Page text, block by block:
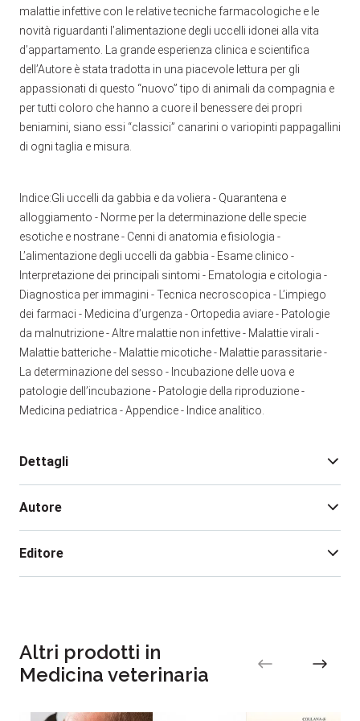
malattie infettive con le relative tecniche farmacologiche e le
novità riguardanti l’alimentazione degli uccelli idonei alla vita
d’appartamento. La grande esperienza clinica e scientifica
dell’Autore è stata tradotta in una piacevole lettura per gli
appassionati di questo “nuovo” tipo di animali da compagnia e
per tutti coloro che hanno a cuore il benessere dei propri
beniamini, siano essi “classici” canarini o variopinti pappagallini
di ogni taglia e misura.
Indice:Gli uccelli da gabbia e da voliera - Quarantena e
alloggiamento - Norme per la determinazione delle specie
esotiche e nostrane - Cenni di anatomia e fisiologia -
L’alimentazione degli uccelli da gabbia - Esame clinico -
Interpretazione dei principali sintomi - Ematologia e citologia -
Diagnostica per immagini - Tecnica necroscopica - L’impiego
dei farmaci - Medicina d’urgenza - Ortopedia aviare - Patologie
da malnutrizione - Altre malattie non infettive - Malattie virali -
Malattie batteriche - Malattie micotiche - Malattie parassitarie -
La determinazione del sesso - Incubazione delle uova e
patologie dell’incubazione - Patologie della riproduzione -
Medicina pediatrica - Appendice - Indice analitico.
Dettagli
Autore
Editore
Altri prodotti in
Medicina veterinaria